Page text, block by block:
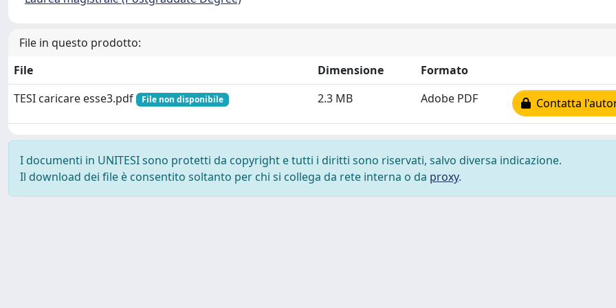
File in questo prodotto:
File
Dimensione
Formato
TESI caricare esse3.pdf
File non disponibile 2.3 MB Adobe PDF Contatta
I documenti in UNITESI sono protetti da copyright e tutti i diritti sono riservati, salvo diversa indicazione.
Il download dei file è consentito soltanto per chi si collega da rete interna o da proxy.